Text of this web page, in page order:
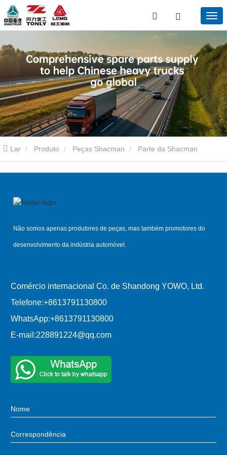
Lar Produto Peças Shacman
Cabines
Não somos apenas produtores de peças, mas também promotores do
desenvolvimento da indústria automóvel.
Comércio internacional Co. de Shandong YOWO, Ltd.
Telefone:+8613791130800
WhatsApp:+8613791130800
E-mail:228891224@qq.com